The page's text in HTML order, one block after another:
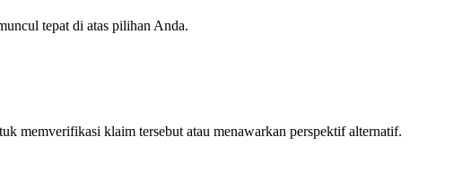
tepat di atas pilihan Anda.
memverifikasi klaim tersebut atau menawarkan perspektif alternatif.